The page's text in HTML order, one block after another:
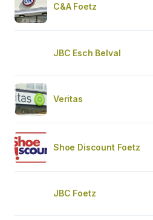
C&A Foetz
JBC Esch Belval
Veritas
Shoe Discount Foetz
JBC Foetz